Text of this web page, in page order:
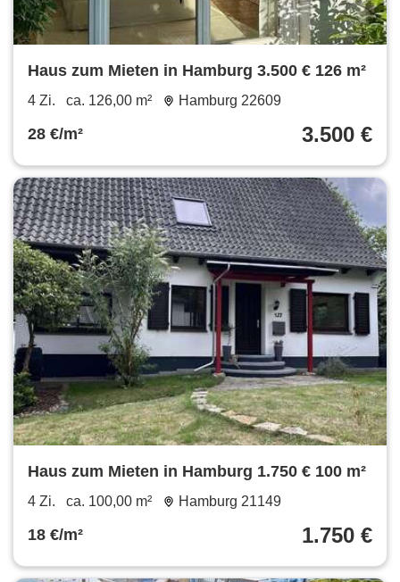
Haus zum Mieten in Hamburg 3.500 € 126 m²
4 Zi. ca. 126,00 m² Hamburg 22609
28 €/m² 3.500 €
Haus zum Mieten in Hamburg 1.750 € 100 m²
4 Zi. ca. 100,00 m² Hamburg 21149
18 €/m² 1.750 €